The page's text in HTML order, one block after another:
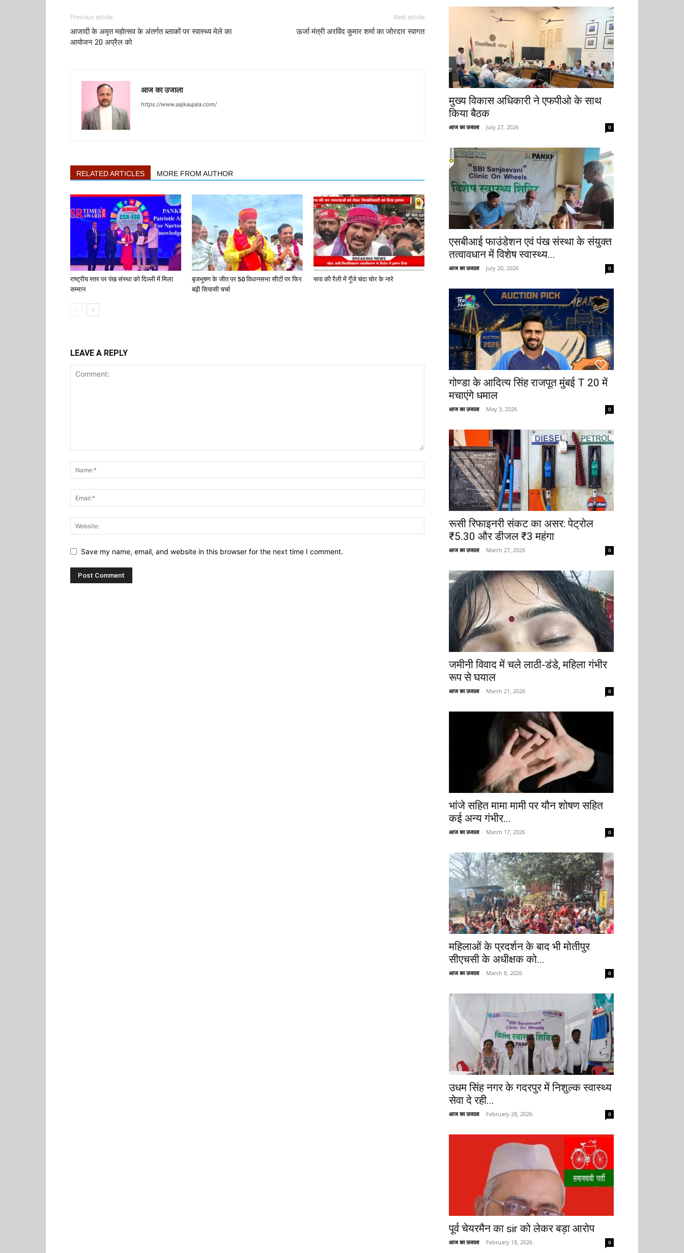
Previous article
आजादी के अमृत महोत्सव के अंतर्गत ब्लाकों पर स्वास्थ्य मेले का
आयोजन 20 अप्रैल को
Next article
ऊर्जा मंत्री अरविंद कुमार शर्मा का जोरदार स्वागत
आज का उजाला
https://www.aajkaujala.com/
RELATED ARTICLES MORE FROM AUTHOR
राष्ट्रीय स्तर पर पंख संस्था को दिल्ली में मिला
सम्मान
बृजभूषण के जीत पर 50 विधानसभा सीटों पर फिर
बढ़ी सियासी चर्चा
सपा की रैली में गूँजे चंदा चोर के नारे
LEAVE A REPLY
Save my name, email, and website in this browser for the next time I comment.
मुख्य विकास अधिकारी ने एफपीओ के साथ
किया बैठक
आज का उजाला - July 27, 2026 0
एसबीआई फाउंडेशन एवं पंख संस्था के संयुक्त
तत्वावधान में विशेष स्वास्थ्य...
आज का उजाला - July 20, 2026 0
गोण्डा के आदित्य सिंह राजपूत मुंबई T 20 में
मचाएंगे धमाल
आज का उजाला - May 3, 2026 0
रूसी रिफाइनरी संकट का असर: पेट्रोल
₹5.30 और डीजल ₹3 महंगा
आज का उजाला - March 27, 2026 0
जमीनी विवाद में चले लाठी-डंडे, महिला गंभीर
रूप से घयाल
आज का उजाला - March 21, 2026 0
भांजे सहित मामा मामी पर यौन शोषण सहित
कई अन्य गंभीर...
आज का उजाला - March 17, 2026 0
महिलाओं के प्रदर्शन के बाद भी मोतीपुर
सीएचसी के अधीक्षक को...
आज का उजाला - March 8, 2026 0
उधम सिंह नगर के गदरपुर में निशुल्क स्वास्थ्य
सेवा दे रही...
आज का उजाला - February 28, 2026 0
पूर्व चेयरमैन का sir को लेकर बड़ा आरोप
आज का उजाला - February 18, 2026 0